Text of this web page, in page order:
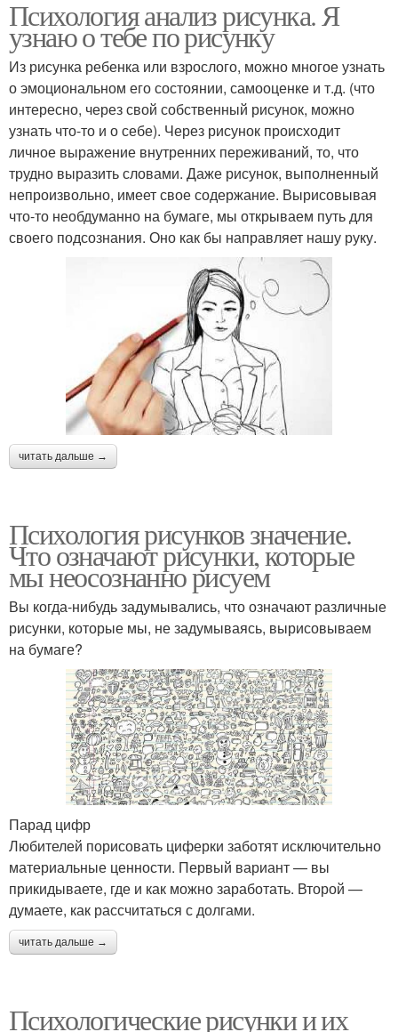
Психология анализ рисунка. Я
узнаю о тебе по рисунку
Из рисунка ребенка или взрослого, можно многое узнать
о эмоциональном его состоянии, самооценке и т.д. (что
интересно, через свой собственный рисунок, можно
узнать что-то и о себе). Через рисунок происходит
личное выражение внутренних переживаний, то, что
трудно выразить словами. Даже рисунок, выполненный
непроизвольно, имеет свое содержание. Вырисовывая
что-то необдуманно на бумаге, мы открываем путь для
своего подсознания. Оно как бы направляет нашу руку.
читать дальше →
Психология рисунков значение.
Что означают рисунки, которые
мы неосознанно рисуем
Вы когда-нибудь задумывались, что означают различные
рисунки, которые мы, не задумываясь, вырисовываем
на бумаге?
Парад цифр
Любителей порисовать циферки заботят исключительно
материальные ценности. Первый вариант — вы
прикидываете, где и как можно заработать. Второй —
думаете, как рассчитаться с долгами.
читать дальше →
Психологические рисунки и их